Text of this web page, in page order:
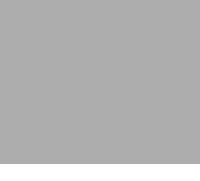
avec poignée en silicone)